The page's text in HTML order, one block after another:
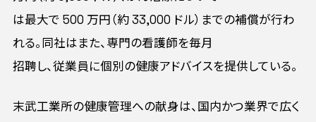
は最大で 500 万円（約 33,000 ドル）までの補償が行わ
れる。同社はまた、専門の看護師を毎月
招聘し、従業員に個別の健康アドバイスを提供している。
末武工業所の健康管理への献身は、国内かつ業界で広く